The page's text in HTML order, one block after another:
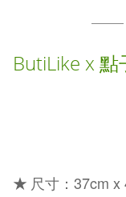
ButiLike x
★ 尺寸： 37cm x